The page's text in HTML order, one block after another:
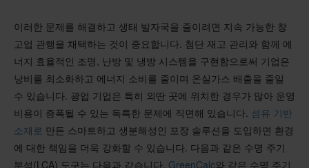
이러한 문제를 해결하고 생태 발자국을 줄이려면 지속 가능한 창
고업 관행을 채택하는 것이 중요합니다. 첨단 재고 관리와 함께 에
너지 효율적인 조명, 난방 및 냉방 시스템을 구현함으로써 기업은
낭비를 최소화하고 에너지 소비를 줄이며 온실가스 배출을 줄일
수 있습니다. 광업 기업은 특히 외딴 곳에 위치한 경우가 많아 운영
비용이 증폭될 수 있는 독특한 문제에 직면해 있습니다. 섬유 기반
소재로 만든 스마트하고 생분해성인 포장 솔루션을 도입하면 환경
에 대한 책임을 더욱 강화할 수 있습니다. 다음과 같은 수명 주기
분석(LCA) 도구는 다음과 같습니다. GreenCalc와 같은 수명 주기